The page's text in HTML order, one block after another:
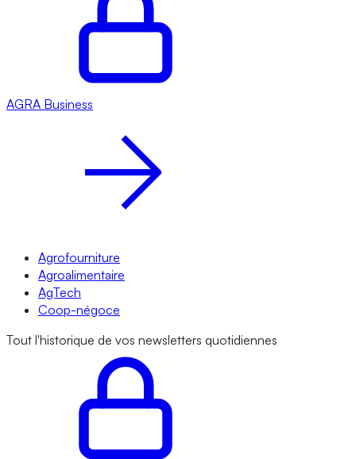
AGRA Business
Agrofourniture
Agroalimentaire
AgTech
Coop-négoce
Tout l'historique de vos newsletters quotidiennes